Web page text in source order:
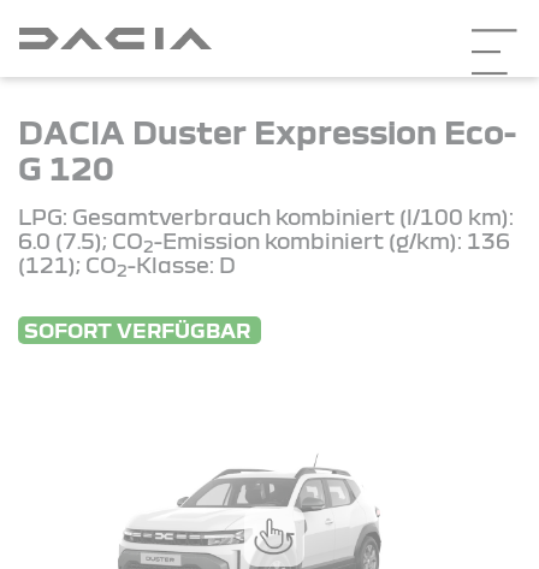
DACIA Duster Expression Eco-
G 120
LPG: Gesamtverbrauch kombiniert (l/100 km):
6.0 (7.5); CO2-Emission kombiniert (g/km): 136
(121); CO2-Klasse: D
SOFORT VERFÜGBAR